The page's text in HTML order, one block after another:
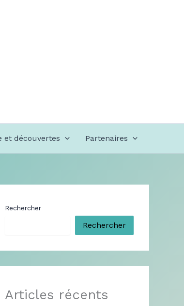
et découvertes Partenaires
Rechercher
Rechercher
Articles récents